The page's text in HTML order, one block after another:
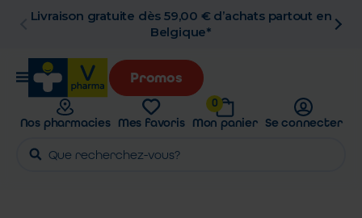
Livraison gratuite dès 59,00 € d’achats partout en
Belgique*
Promos
Nos pharmacies Mes favoris
0
Mon panier Se connecter